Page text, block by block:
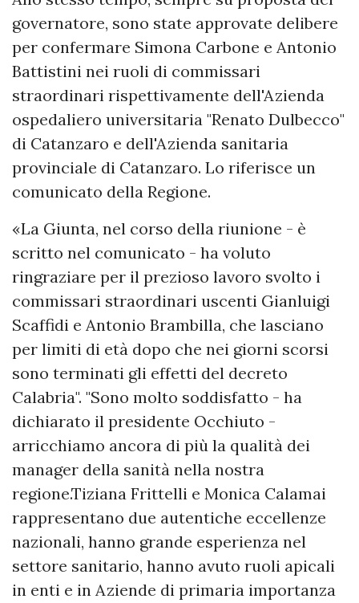
governatore, sono state approvate delibere
per confermare Simona Carbone e Antonio
Battistini nei ruoli di commissari
straordinari rispettivamente dell'Azienda
ospedaliero universitaria "Renato Dulbecco"
di Catanzaro e dell'Azienda sanitaria
provinciale di Catanzaro. Lo riferisce un
comunicato della Regione.
«La Giunta, nel corso della riunione - è
scritto nel comunicato - ha voluto
ringraziare per il prezioso lavoro svolto i
commissari straordinari uscenti Gianluigi
Scaffidi e Antonio Brambilla, che lasciano
per limiti di età dopo che nei giorni scorsi
sono terminati gli effetti del decreto
Calabria". "Sono molto soddisfatto - ha
dichiarato il presidente Occhiuto -
arricchiamo ancora di più la qualità dei
manager della sanità nella nostra
regione.Tiziana Frittelli e Monica Calamai
rappresentano due autentiche eccellenze
nazionali, hanno grande esperienza nel
settore sanitario, hanno avuto ruoli apicali
in enti e in Aziende di primaria importanza